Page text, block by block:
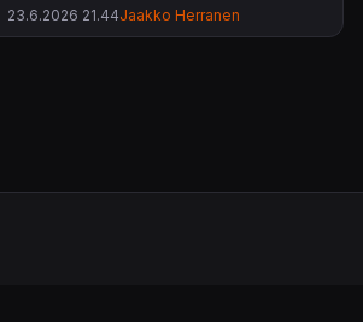
23.6.2026 21.44Jaakko Herranen